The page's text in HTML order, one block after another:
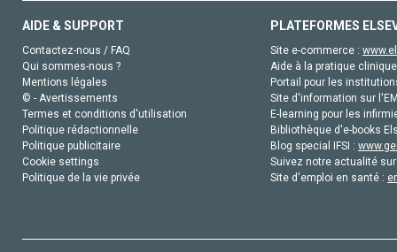
AIDE & SUPPORT
Contactez-nous / FAQ
Qui sommes-nous ?
Mentions légales
© - Avertissements
Termes et conditions d'utilisation
Politique rédactionnelle
Politique publicitaire
Cookie settings
Politique de la vie privée
PLATEFORMES
Site e-commerce :
Aide à la pratique
Portail pour les
Site d'information sur
E-learning pour les
Bibliothèque d'e-books
Blog special IFSI :
Suivez notre actualité
Site d'emploi en santé :